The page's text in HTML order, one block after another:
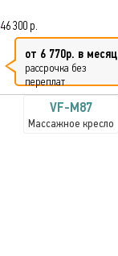
46 300 р.
от 6 770р. в месяц
рассрочка без
переплат
VF-M87
Массажное кресло